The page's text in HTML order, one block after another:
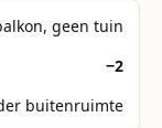
geen tuin
−2
buitenruimte